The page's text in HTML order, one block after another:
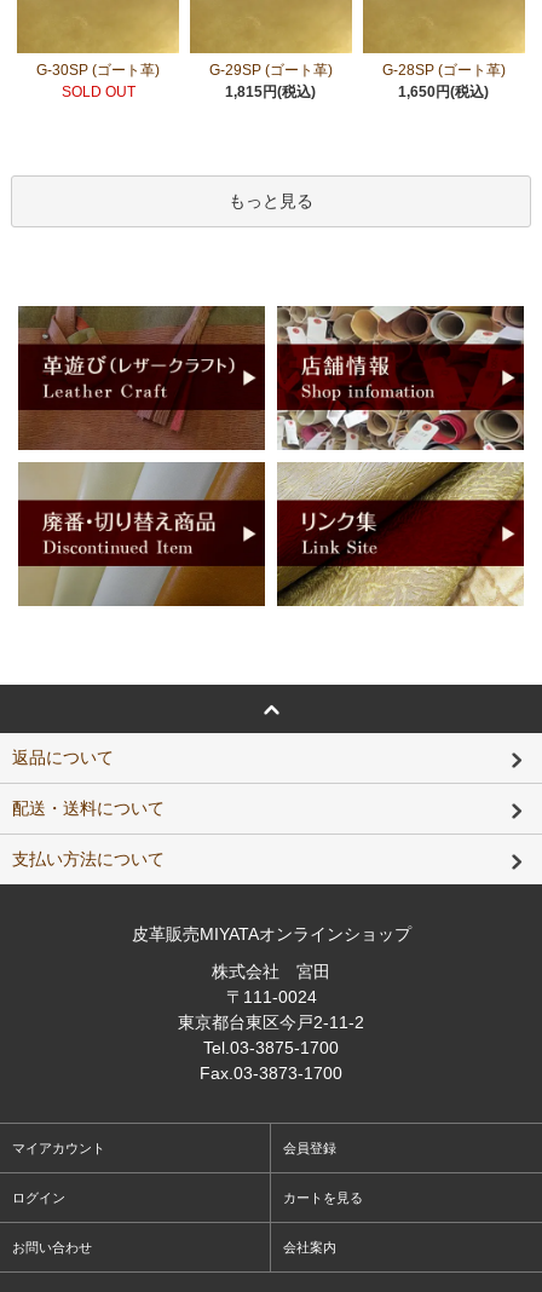
G-30SP (ゴート革)
SOLD OUT
G-29SP (ゴート革)
1,815円(税込)
G-28SP (ゴート革)
1,650円(税込)
もっと見る
返品について
配送・送料について
支払い方法について
皮革販売MIYATAオンラインショップ
株式会社 宮田
〒111-0024
東京都台東区今戸2-11-2
Tel.03-3875-1700
Fax.03-3873-1700
マイアカウント 会員登録
ログイン カートを見る
お問い合わせ 会社案内